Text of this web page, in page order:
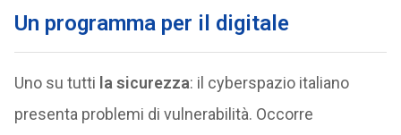
Un programma per il digitale
Uno su tutti la sicurezza: il cyberspazio italiano
presenta problemi di vulnerabilità. Occorre